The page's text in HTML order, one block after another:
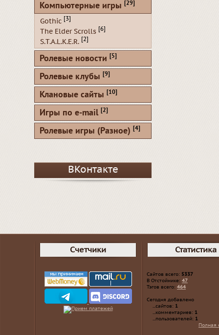
Компьютерные игры [29]
Gothic [3]
The Elder Scrolls [6]
S.T.A.L.K.E.R. [2]
Ролевые новости [5]
Ролевые клубы [9]
Клановые сайты [10]
Игры по e-mail [2]
Ролевые игры (Разное) [4]
ВКонтакте
Счетчики Статистика
Сайтов всего: 5337
В Отстойнике: 47
Тэгов всего: 464
Сегодня добавлено
...сайтов: 1
...комментариев: 1
...пользователей: 1
Полная